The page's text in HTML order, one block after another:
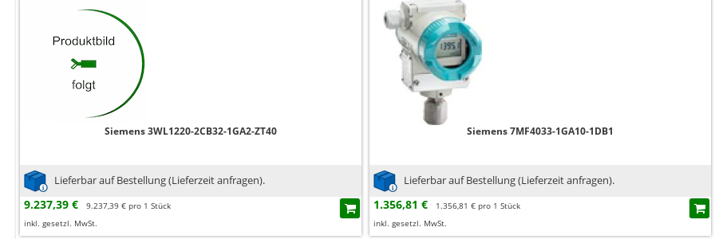
Siemens 3WL1220-2CB32-1GA2-ZT40
Lieferbar auf Bestellung (Lieferzeit anfragen).
9.237,39 €
9.237,39 € pro 1 Stück
inkl. gesetzl. MwSt.
Siemens 7MF4033-1GA10-1DB1
Lieferbar auf Bestellung (Lieferzeit anfragen).
1.356,81 €
1.356,81 € pro 1 Stück
inkl. gesetzl. MwSt.